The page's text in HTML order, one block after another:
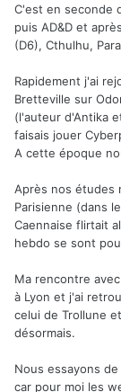
C'est en seconde
puis AD&D et
(D6), Cthulhu,
Rapidement j'ai
Bretteville sur
(l'auteur d'Antika
faisais jouer
A cette époque
Après nos études
Parisienne (dans
Caennaise flirtait
hebdo se sont
Ma rencontre
à Lyon et j'ai
celui de Trollune
désormais.
Nous essayons
car pour moi les